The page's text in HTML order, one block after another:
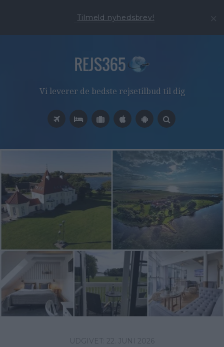
Tilmeld nyhedsbrev!
Vi leverer de bedste rejsetilbud til dig
22. JUNI 2026